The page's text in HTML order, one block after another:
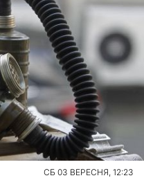
СБ 03 ВЕРЕСНЯ, 12:23